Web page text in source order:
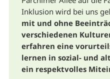
Inklusion wird bei uns
mit und ohne
verschiedenen
erfahren eine
lernen in sozial- und
ein respektvolles